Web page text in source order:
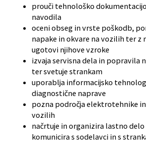
prouči tehnološko
navodila
oceni obseg in vrste poškodb,
napake in okvare na vozilih ter z
ugotovi njihove vzroke
izvaja servisna dela in popravila
ter svetuje strankam
uporablja informacijsko
diagnostične naprave
pozna področja elektrotehnike
vozilih
načrtuje in organizira lastno
komunicira s sodelavci in s